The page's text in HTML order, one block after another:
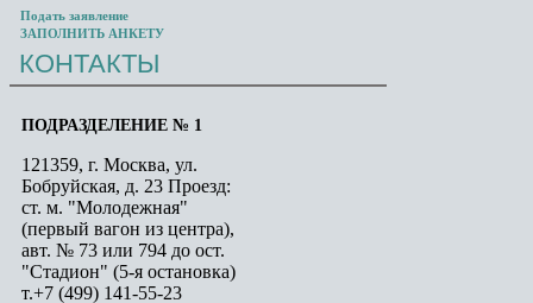
вагон из центра), далее авт. № 715 до ост.
Подать заявление
ЗАПОЛНИТЬ АНКЕТУ
КОНТАКТЫ
ПОДРАЗДЕЛЕНИЕ № 1
121359, г. Москва, ул.
Бобруйская, д. 23 Проезд:
ст. м. "Молодежная"
(первый вагон из центра),
авт. № 73 или 794 до ост.
"Стадион" (5-я остановка)
т.+7 (499) 141-55-23